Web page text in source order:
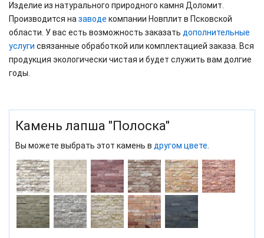
Изделие из натурального природного камня Доломит.
Производится на заводе компании Новплит в Псковской
области. У вас есть возможность заказать дополнительные
услуги связанные обработкой или комплектацией заказа. Вся
продукция экологически чистая и будет служить вам долгие
годы.
Камень лапша "Полоска"
Вы можете выбрать этот камень в другом цвете